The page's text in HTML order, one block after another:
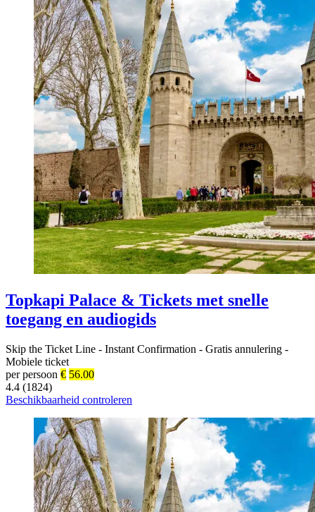
Topkapi Palace & Tickets met snelle
toegang en audiogids
Skip the Ticket Line - Instant Confirmation - Gratis annulering -
Mobiele ticket
per persoon € 56.00
4.4 (1824)
Beschikbaarheid controleren